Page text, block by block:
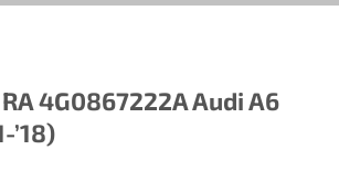
4G0867222A Audi A6
’18)